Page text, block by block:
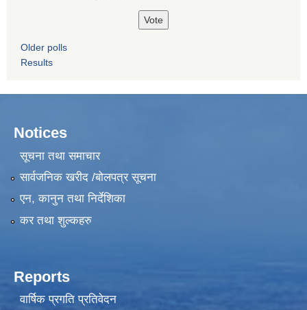
Older polls
Results
Notices
सूचना तथा समाचार
सार्वजनिक खरीद /बोलपत्र सूचना
एन, कानुन तथा निर्देशिका
कर तथा शुल्कहरु
Reports
वार्षिक प्रगति प्रतिवेदन